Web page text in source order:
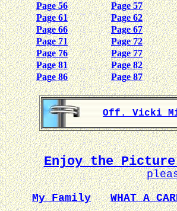
Page 56
Page 57
Page 61
Page 62
Page 66
Page 67
Page 71
Page 72
Page 76
Page 77
Page 81
Page 82
Page 86
Page 87
Off. Vicki
Enjoy the Picture
My Family
WHAT A